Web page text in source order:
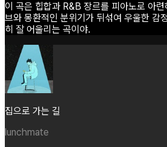
이 곡은 힙합과 R&B 장르를 피아노로 아련
브와 몽환적인 분위기가 뒤섞여 우울한 감
히 잘 어울리는 곡이야.
집으로 가는 길
lunchmate